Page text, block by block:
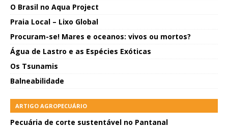
O Brasil no Aqua Project
Praia Local – Lixo Global
Procuram-se! Mares e oceanos: vivos ou mortos?
Água de Lastro e as Espécies Exóticas
Os Tsunamis
Balneabilidade
ARTIGO AGROPECUÁRIO
Pecuária de corte sustentável no Pantanal